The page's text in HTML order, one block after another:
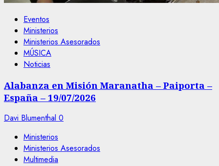
Eventos
Ministerios
Ministerios Asesorados
MÚSICA
Noticias
Alabanza en Misión Maranatha – Paiporta –
España – 19/07/2026
Davi Blumenthal 0
Ministerios
Ministerios Asesorados
Multimedia